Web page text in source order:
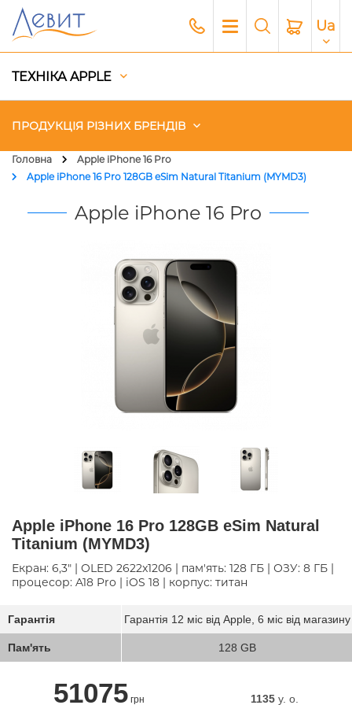
Ua
ТЕХНІКА APPLE
ПРОДУКЦІЯ РІЗНИХ БРЕНДІВ
Чохли
Акустика
Генератори і Зарядні станції
Головна
Apple iPhone 16 Pro
Apple iPhone 16 Pro 128GB eSim Natural Titanium (MYMD3)
Apple iPhone 16 Pro
Apple iPhone 16 Pro 128GB eSim Natural
Titanium (MYMD3)
Екран: 6,3" | OLED 2622x1206 | пам'ять: 128 ГБ | ОЗУ: 8 ГБ |
процесор: A18 Pro | iOS 18 | корпус: титан
Гарантія Гарантія 12 міс від Apple, 6 міс від магазину
Пам'ять 128 GB
51075грн 1135 y. о.